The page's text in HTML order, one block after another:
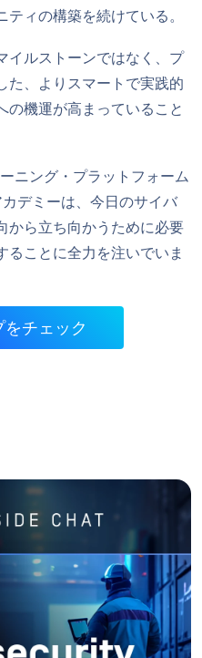
ティの構築を続けている。
イルストーンではなく、プ
た、よりスマートで実践的
の機運が高まっていること
ニング・プラットフォーム
カデミーは、今日のサイバ
から立ち向かうために必要
ることに全力を注いでいま
チェック